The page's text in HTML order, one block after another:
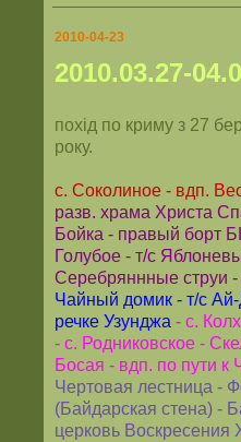
2010-04-23
2010.03.27-
похід по криму з 27
року.
с. Соколиное - вдп.
разв. храма Христа
Бойка - правый борт
Голубое - т/с
Серебряннные струи
Чайный домик - т/с
речке Узунджа - с.
- с. Родниковское -
Босая - вдп. по пути к
Чертовая лестница -
(Байдарская стена) -
церковь Воскресения